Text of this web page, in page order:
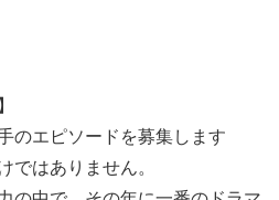
のエピソードを募集します
ではありません。